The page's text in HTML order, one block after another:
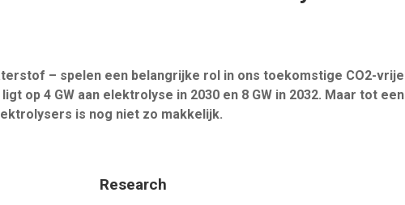
– spelen een belangrijke rol in ons toekomstige CO2-vrije
op 4 GW aan elektrolyse in 2030 en 8 GW in 2032. Maar tot een
is nog niet zo makkelijk.
Research